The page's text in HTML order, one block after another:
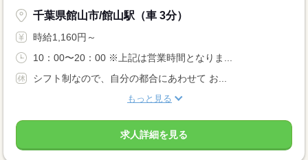
千葉県館山市/館山駅（車 3分）
時給1,160円～
10：00〜20：00 ※上記は営業時間となりま...
シフト制なので、自分の都合にあわせて お...
もっと見る
求人詳細を見る